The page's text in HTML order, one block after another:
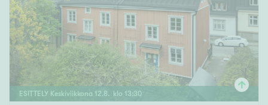
ESITTELY Keskiviikkona 12.8. klo 13:30